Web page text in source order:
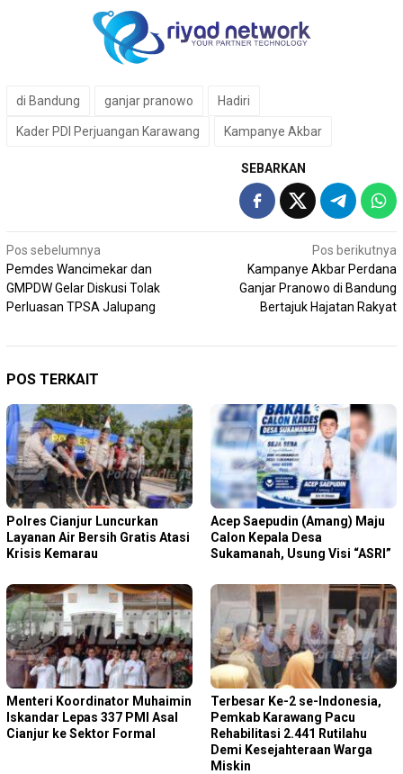
di Bandung ganjar pranowo Hadiri
Kader PDI Perjuangan Karawang Kampanye Akbar
SEBARKAN
Navigasi
pos
Pos sebelumnya
Pemdes Wancimekar dan
GMPDW Gelar Diskusi Tolak
Perluasan TPSA Jalupang
Pos berikutnya
Kampanye Akbar Perdana
Ganjar Pranowo di Bandung
Bertajuk Hajatan Rakyat
POS TERKAIT
Polres Cianjur Luncurkan
Layanan Air Bersih Gratis Atasi
Krisis Kemarau
Acep Saepudin (Amang) Maju
Calon Kepala Desa
Sukamanah, Usung Visi “ASRI”
Menteri Koordinator Muhaimin
Iskandar Lepas 337 PMI Asal
Cianjur ke Sektor Formal
Terbesar Ke-2 se-Indonesia,
Pemkab Karawang Pacu
Rehabilitasi 2.441 Rutilahu
Demi Kesejahteraan Warga
Miskin